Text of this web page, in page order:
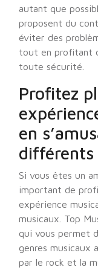
autant que
proposent du
éviter des
tout en profitant
toute sécurité.
Profitez
en
différents
Si vous êtes un
important de
expérience
musicaux. Top
qui vous permet
genres musicaux
par le rock et la